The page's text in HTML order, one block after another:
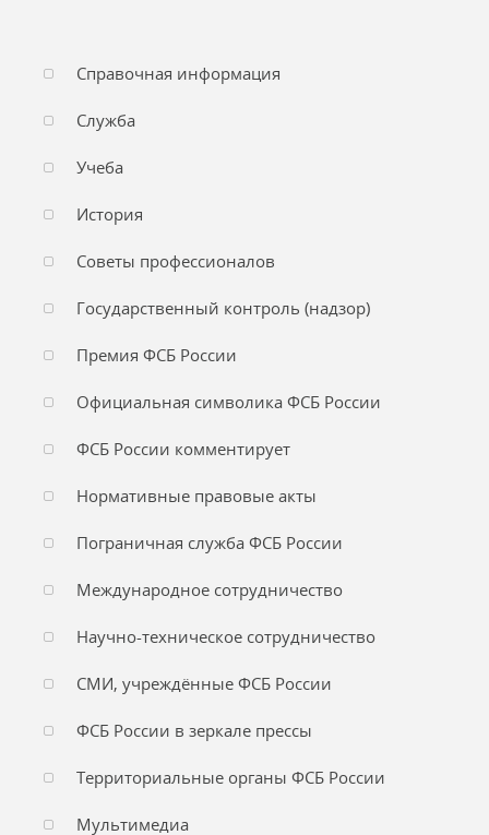
Справочная информация
Служба
Учеба
История
Советы профессионалов
Государственный контроль (надзор)
Премия ФСБ России
Официальная символика ФСБ России
ФСБ России комментирует
Нормативные правовые акты
Пограничная служба ФСБ России
Международное сотрудничество
Научно-техническое сотрудничество
СМИ, учреждённые ФСБ России
ФСБ России в зеркале прессы
Территориальные органы ФСБ России
Мультимедиа